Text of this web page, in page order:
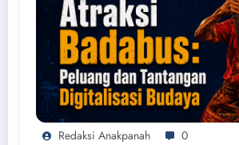
Redaksi Anakpanah 0